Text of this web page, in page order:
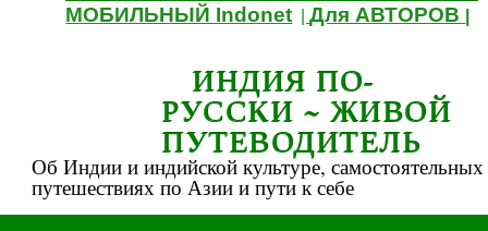
МОБИЛЬНЫЙ Indonet |Для АВТОРОВ
ИНДИЯ ПО-
РУССКИ ~ ЖИВОЙ
ПУТЕВОДИТЕЛЬ
Об Индии и индийской культуре, самостоятельных
путешествиях по Азии и пути к себе